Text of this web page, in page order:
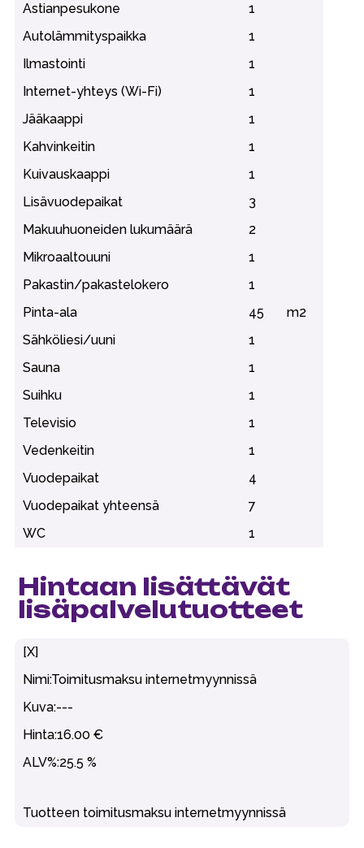
Astianpesukone
1
Autolämmityspaikka
1
Ilmastointi
1
Internet-yhteys (Wi-Fi)
1
Jääkaappi
1
Kahvinkeitin
1
Kuivauskaappi
1
Lisävuodepaikat
3
Makuuhuoneiden lukumäärä
2
Mikroaaltouuni
1
Pakastin/pakastelokero
1
Pinta-ala
45
m2
Sähköliesi/uuni
1
Sauna
1
Suihku
1
Televisio
1
Vedenkeitin
1
Vuodepaikat
4
Vuodepaikat yhteensä
7
WC
1
Hintaan lisättävät
lisäpalvelutuotteet
[X]
Toimitusmaksu internetmyynnissä
---
16.00 €
25.5 %
Tuotteen toimitusmaksu internetmyynnissä